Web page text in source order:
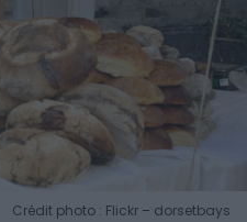
Crédit photo : Flickr – dorsetbays